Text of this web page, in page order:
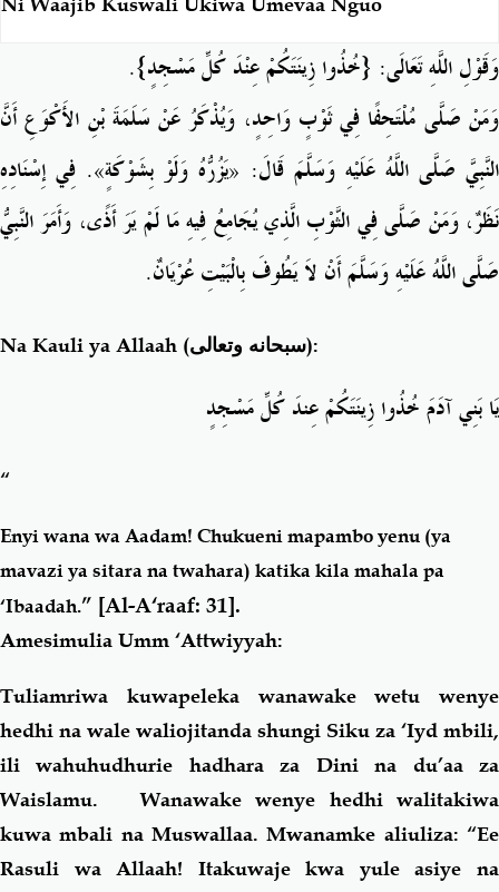
وَقَوْلِ اللَّهِ تَعَالَى: {خُذُوا زِينَتَكُمْ عِنْدَ كُلِّ مَسْجِدٍ}.
وَمَنْ صَلَّى مُلْتَحِفًا فِي ثَوْبٍ وَاحِدٍ، وَيُذْكَرُ عَنْ سَلَمَةَ بْنِ الأَكْوَعِ أَنَّ
النَّبِيَّ صَلَّى اللَّهُ عَلَيْهِ وَسَلَّمَ قَالَ: «يَزُرُّهُ وَلَوْ بِشَوْكَةٍ». فِي إِسْنَادِهِ
نَظَرٌ، وَمَنْ صَلَّى فِي الثَّوْبِ الَّذِي يُجَامِعُ فِيهِ مَا لَمْ يَرَ أَذًى، وَأَمَرَ النَّبِيُّ
صَلَّى اللَّهُ عَلَيْهِ وَسَلَّمَ أَنْ لاَ يَطُوفَ بِالْبَيْتِ عُرْيَانٌ.
Na Kauli ya Allaah (سبحانه وتعالى):
يَا بَنِي آدَمَ خُذُوا زِينَتَكُمْ عِندَ كُلِّ مَسْجِدٍ
“
Enyi wana wa Aadam! Chukueni mapambo yenu (ya
mavazi ya sitara na twahara) katika kila mahala pa
‘Ibaadah.” [Al-A‘raaf: 31].
Amesimulia Umm ‘Attwiyyah:
Tuliamriwa kuwapeleka wanawake wetu wenye
hedhi na wale waliojitanda shungi Siku za ‘Iyd mbili,
ili wahuhudhurie hadhara za Dini na du’aa za
Waislamu. Wanawake wenye hedhi walitakiwa
kuwa mbali na Muswallaa. Mwanamke aliuliza: “Ee
Rasuli wa Allaah! Itakuwaje kwa yule asiye na